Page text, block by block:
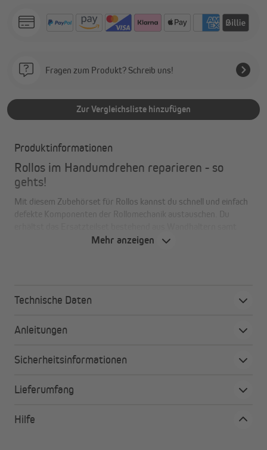
Fragen zum Produkt? Schreib uns!
Zur Vergleichsliste hinzufügen
Produktinformationen
Rollos im Handumdrehen reparieren - so
gehts!
Mit diesem Zubehörset für Rollos kannst du schnell und einfach
defekte Komponenten der Rollomechanik austauschen. Du
Befestigunsgsmaterialien, einem Kettenzuggetriebe mit
Kettenzuggetriebe und Walzenkapsel
200 cm (montiert 100 cm) oder 600 cm (montiert 300
dank Kettenverbinder einfach zu kürzen
Mehr anzeigen
Technische Daten
Anleitungen
Sicherheitsinformationen
Lieferumfang
Hilfe